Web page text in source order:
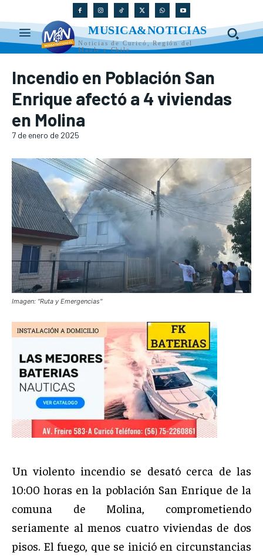
MUSICA&NOTICIAS
Noticias de Curicó, Región del
Maule y Chile
Incendio en Población San
Enrique afectó a 4 viviendas
en Molina
7 de enero de 2025
Imagen: "Ruta y Emergencias"
Un violento incendio se desató cerca de las
10:00 horas en la población San Enrique de la
comuna de Molina, comprometiendo
seriamente al menos cuatro viviendas de dos
pisos. El fuego, que se inició en circunstancias